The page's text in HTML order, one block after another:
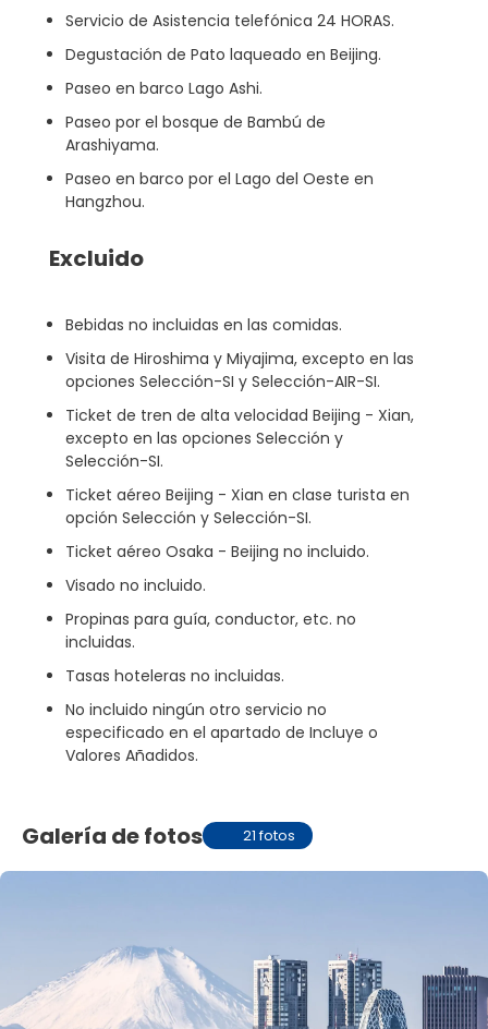
Servicio de Asistencia telefónica 24 HORAS.
Degustación de Pato laqueado en Beijing.
Paseo en barco Lago Ashi.
Paseo por el bosque de Bambú de
Arashiyama.
Paseo en barco por el Lago del Oeste en
Hangzhou.
Excluido
Bebidas no incluidas en las comidas.
Visita de Hiroshima y Miyajima, excepto en las
opciones Selección-SI y Selección-AIR-SI.
Ticket de tren de alta velocidad Beijing - Xian,
excepto en las opciones Selección y
Selección-SI.
Ticket aéreo Beijing - Xian en clase turista en
opción Selección y Selección-SI.
Ticket aéreo Osaka - Beijing no incluido.
Visado no incluido.
Propinas para guía, conductor, etc. no
incluidas.
Tasas hoteleras no incluidas.
No incluido ningún otro servicio no
especificado en el apartado de Incluye o
Valores Añadidos.
Galería de fotos 21 fotos